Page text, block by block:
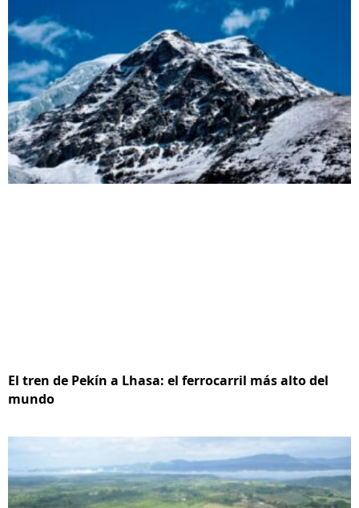
El tren de Pekín a Lhasa: el ferrocarril más alto del
mundo